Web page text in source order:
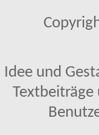
Idee und